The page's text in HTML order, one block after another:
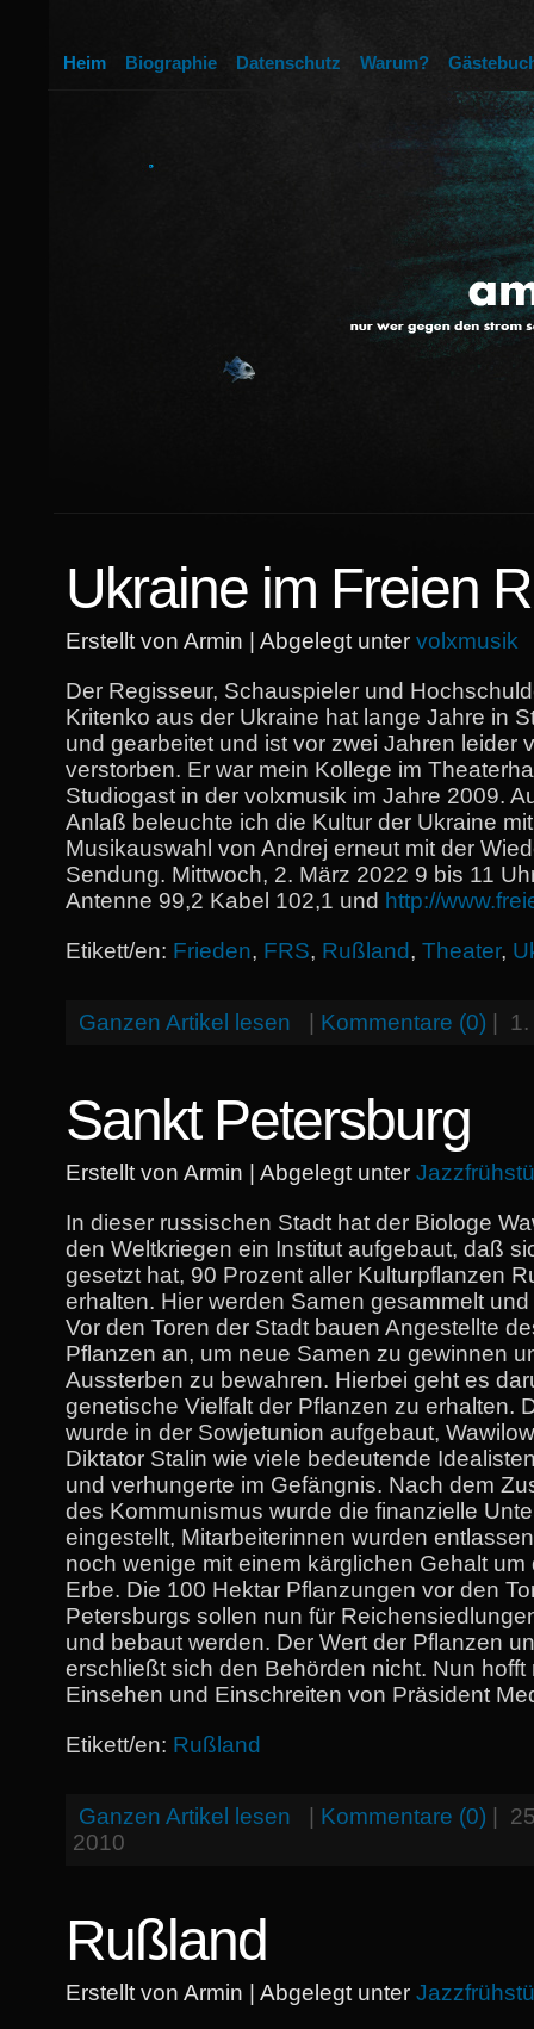
Heim Biographie Datenschutz Warum?
Ukraine im Freien
Erstellt von Armin | Abgelegt unter volxmusik
Der Regisseur, Schauspieler und
Kritenko aus der Ukraine hat lange Jahre in
und gearbeitet und ist vor zwei Jahren leider
verstorben. Er war mein Kollege im
Studiogast in der volxmusik im Jahre 2009.
Anlaß beleuchte ich die Kultur der Ukraine
Musikauswahl von Andrej erneut mit der
Sendung. Mittwoch, 2. März 2022 9 bis 11
Antenne 99,2 Kabel 102,1 und http://
Etikett/en: Frieden, FRS, Rußland, Theater,
Ganzen Artikel lesen Kommentare (0)
Sankt Petersburg
Erstellt von Armin | Abgelegt unter
In dieser russischen Stadt hat der Biologe
den Weltkriegen ein Institut aufgebaut, daß
gesetzt hat, 90 Prozent aller Kulturpflanzen
erhalten. Hier werden Samen gesammelt
Vor den Toren der Stadt bauen Angestellte
Pflanzen an, um neue Samen zu gewinnen
Aussterben zu bewahren. Hierbei geht es
genetische Vielfalt der Pflanzen zu erhalten.
wurde in der Sowjetunion aufgebaut,
Diktator Stalin wie viele bedeutende
und verhungerte im Gefängnis. Nach dem
des Kommunismus wurde die finanzielle
eingestellt, Mitarbeiterinnen wurden
noch wenige mit einem kärglichen Gehalt
Erbe. Die 100 Hektar Pflanzungen vor den
Petersburgs sollen nun für
und bebaut werden. Der Wert der Pflanzen
erschließt sich den Behörden nicht. Nun hofft
Einsehen und Einschreiten von Präsident
Etikett/en: Rußland
Ganzen Artikel lesen Kommentare (0)
2010
Rußland
Erstellt von Armin | Abgelegt unter